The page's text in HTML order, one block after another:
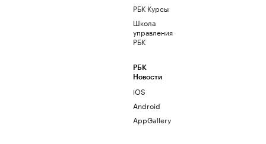
РБК Курсы
Школа
управления
РБК
РБК
Новости
iOS
Android
AppGallery